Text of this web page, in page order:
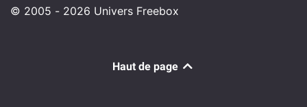
© 2005 - 2026 Univers Freebox
Haut de page